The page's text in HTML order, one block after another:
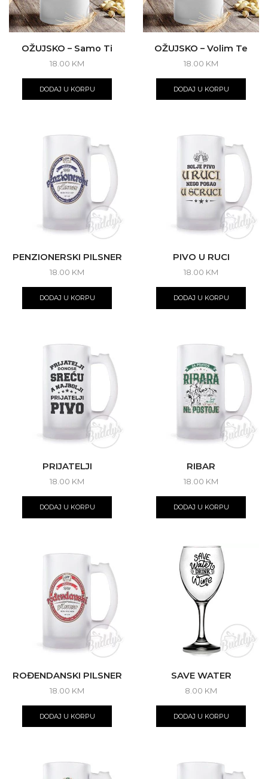
OŽUJSKO – Samo Ti
18.00 KM
DODAJ U KORPU
OŽUJSKO – Volim Te
18.00 KM
DODAJ U KORPU
PENZIONERSKI PILSNER
18.00 KM
DODAJ U KORPU
PIVO U RUCI
18.00 KM
DODAJ U KORPU
PRIJATELJI
18.00 KM
DODAJ U KORPU
RIBAR
18.00 KM
DODAJ U KORPU
ROĐENDANSKI PILSNER
18.00 KM
DODAJ U KORPU
SAVE WATER
8.00 KM
DODAJ U KORPU